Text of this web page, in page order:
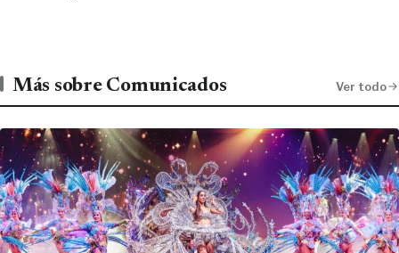
Más sobre Comunicados Ver todo